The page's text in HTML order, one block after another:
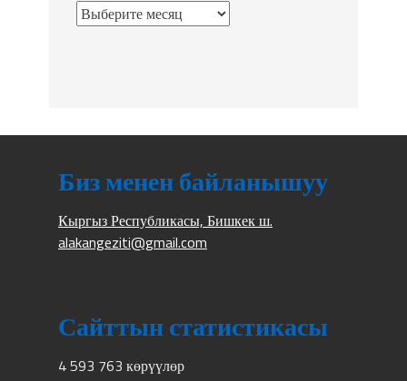
Биз менен байланышуу
Кыргыз Республикасы, Бишкек ш.
alakangeziti@gmail.com
Сайттын статистикасы
4 593 763 көрүүлөр